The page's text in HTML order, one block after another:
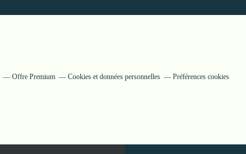
Offre Premium Cookies et données personnelles Préférences cookies